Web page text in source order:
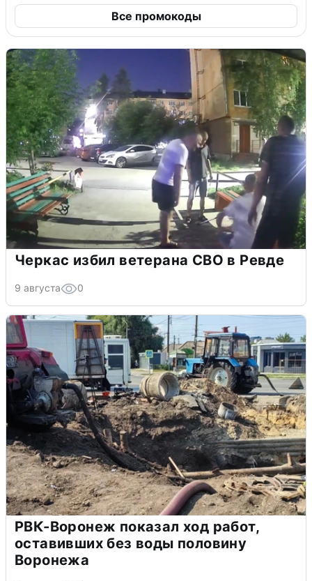
Все промокоды
Черкас избил ветерана СВО в Ревде
9 августа 0
РВК-Воронеж показал ход работ,
оставивших без воды половину
Воронежа